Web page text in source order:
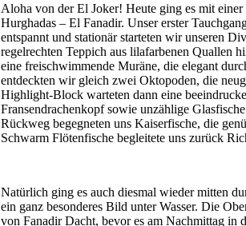
Aloha von der El Joker! Heute ging es mit
Hurghadas – El Fanadir. Unser erster
entspannt und stationär starteten wir unseren
regelrechten Teppich aus lilafarbenen Quallen
eine freischwimmende Muräne, die elegant
entdeckten wir gleich zwei Oktopoden, die
Highlight-Block warteten dann eine
Fransendrachenkopf sowie unzählige
Rückweg begegneten uns Kaiserfische, die
Schwarm Flötenfische begleitete uns zurück
Natürlich ging es auch diesmal wieder mitten
ein ganz besonderes Bild unter Wasser. Die
von Fanadir Dacht, bevor es am Nachmittag